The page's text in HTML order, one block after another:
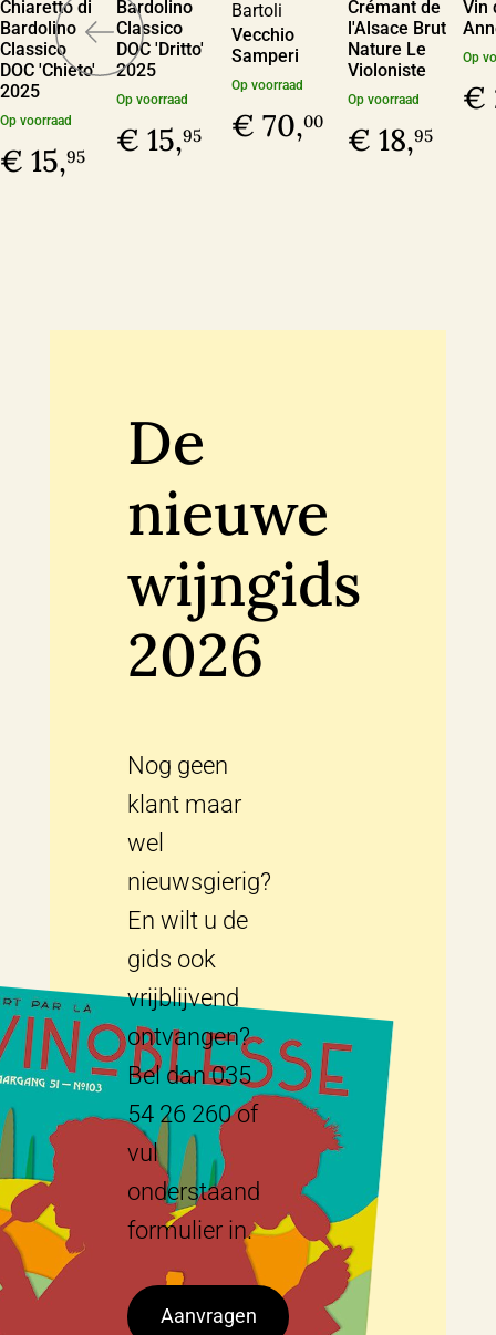
Chiaretto di
Bardolino
Classico
DOC 'Chieto'
2025
Op voorraad
€ 15,95
Bardolino
Classico
DOC 'Dritto'
2025
Op voorraad
€ 15,95
Bartoli
Vecchio
Samperi
Op voorraad
€ 70,00
Crémant de
l'Alsace Brut
Nature Le
Violoniste
Op voorraad
€ 18,95
Vin
Op
€
De
nieuwe
wijngids
2026
Nog geen
klant maar
wel
nieuwsgierig?
En wilt u de
gids ook
vrijblijvend
ontvangen?
Bel dan 035
54 26 260 of
vul
onderstaand
formulier in.
Aanvragen